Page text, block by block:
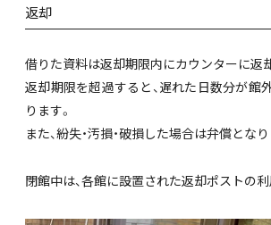
返却
借りた資料は返却期限内にカウンターに返
返却期限を超過すると、遅れた日数分が館
ります。
また、紛失・汚損・破損した場合は弁償となり
閉館中は、各館に設置された返却ポストの利